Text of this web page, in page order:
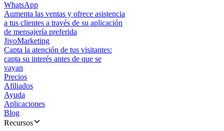
WhatsApp
Aumenta las ventas y ofrece asistencia
a tus clientes a través de su aplicación
de mensajería preferida
JivoMarketing
Capta la atención de tus visitantes:
capta su interés antes de que se
vayan
Precios
Afiliados
Ayuda
Aplicaciones
Blog
Recursos